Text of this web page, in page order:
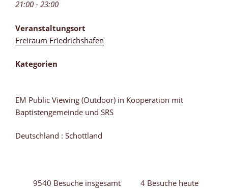
21:00 - 23:00
Veranstaltungsort
Freiraum Friedrichshafen
Kategorien
EM Public Viewing (Outdoor) in Kooperation mit
Baptistengemeinde und SRS
Deutschland : Schottland
9540 Besuche insgesamt 4 Besuche heute